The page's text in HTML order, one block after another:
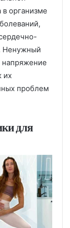
организме
Ненужный
напряжение
их
проблем
для